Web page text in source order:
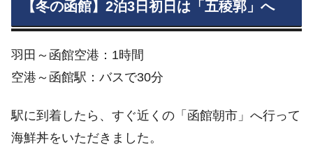
【冬の函館】2泊3日初日は「五稜郭」へ
羽田～函館空港：1時間
空港～函館駅：バスで30分
駅に到着したら、すぐ近くの「函館朝市」へ行って
海鮮丼をいただきました。